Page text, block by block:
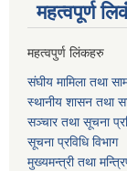
महत्वपूर्ण
महत्वपुर्ण लिंकहरु
संघीय मामिला तथा
स्थानीय शासन तथा
सञ्चार तथा सूचना
सूचना प्रविधि विभाग
मुख्यमन्त्री तथा